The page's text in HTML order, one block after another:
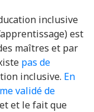
inclusive
est
maîtres et par
pas de
inclusive. En
validé de
et le fait que